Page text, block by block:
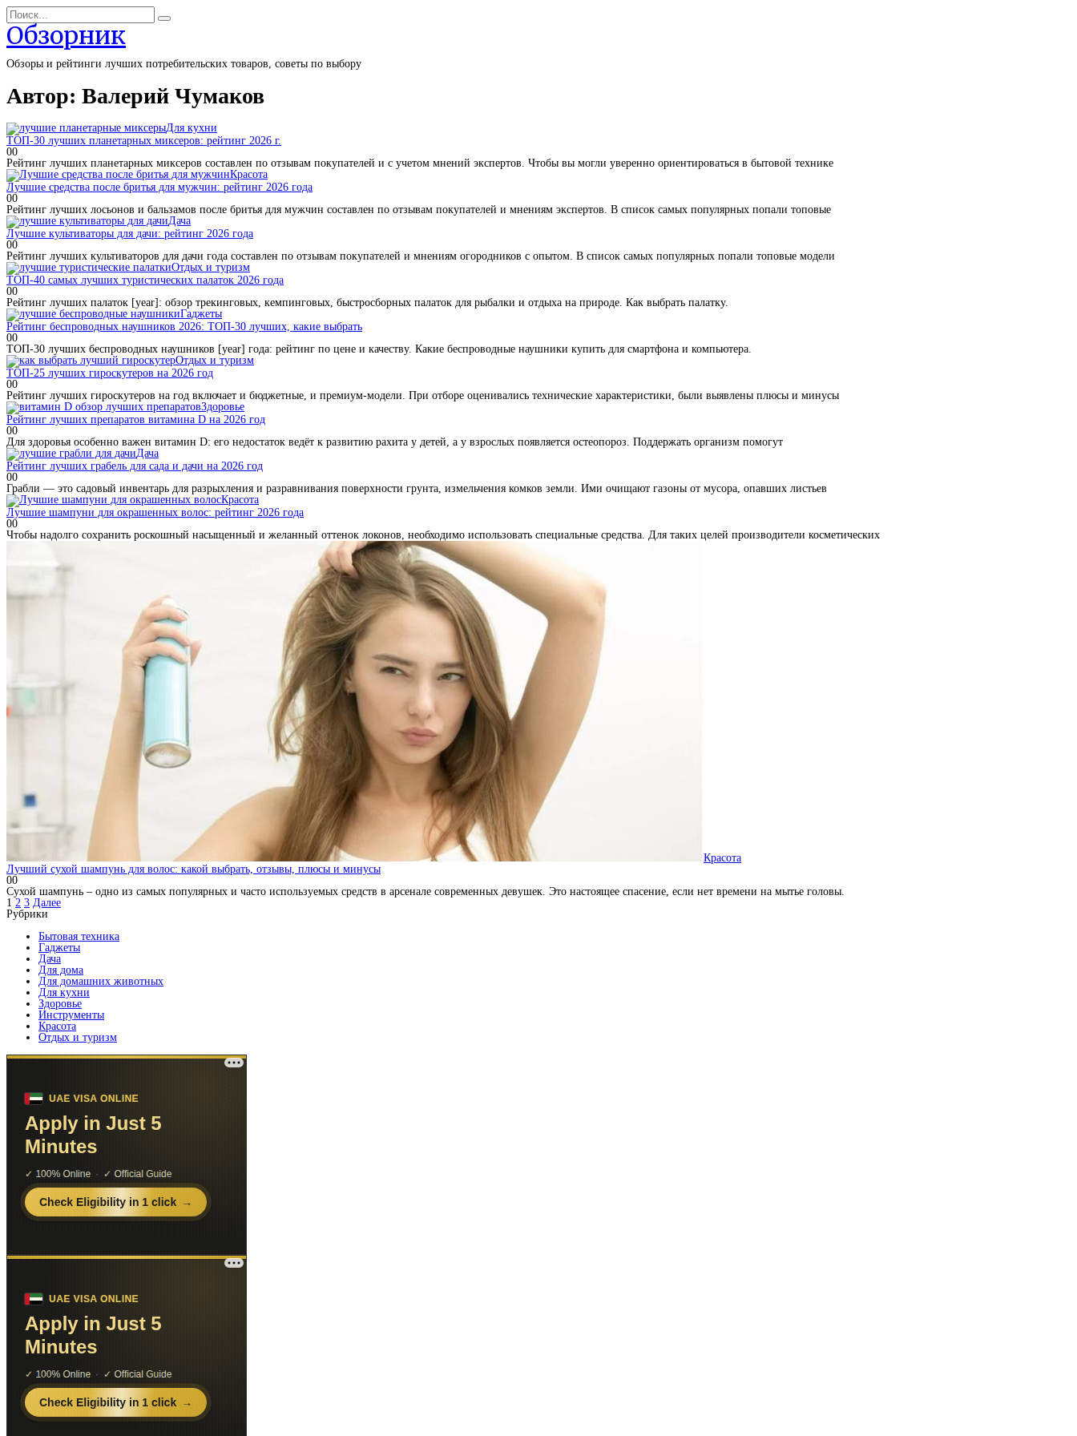
Перейти
к
содержанию
Search
for:
Обзорник
Обзоры и рейтинги лучших потребительских товаров, советы по выбору
Автор: Валерий Чумаков
Для кухни
ТОП-30 лучших планетарных миксеров: рейтинг 2026 г.
00
Рейтинг лучших планетарных миксеров составлен по отзывам покупателей и с учетом мнений экспертов. Чтобы вы могли уверенно ориентироваться в бытовой технике
Красота
Лучшие средства после бритья для мужчин: рейтинг 2026 года
00
Рейтинг лучших лосьонов и бальзамов после бритья для мужчин составлен по отзывам покупателей и мнениям экспертов. В список самых популярных попали топовые
Дача
Лучшие культиваторы для дачи: рейтинг 2026 года
00
Рейтинг лучших культиваторов для дачи года составлен по отзывам покупателей и мнениям огородников с опытом. В список самых популярных попали топовые модели
Отдых и туризм
ТОП-40 самых лучших туристических палаток 2026 года
00
Рейтинг лучших палаток [year]: обзор трекинговых, кемпинговых, быстросборных палаток для рыбалки и отдыха на природе. Как выбрать палатку.
Гаджеты
Рейтинг беспроводных наушников 2026: ТОП-30 лучших, какие выбрать
00
ТОП-30 лучших беспроводных наушников [year] года: рейтинг по цене и качеству. Какие беспроводные наушники купить для смартфона и компьютера.
Отдых и туризм
ТОП-25 лучших гироскутеров на 2026 год
00
Рейтинг лучших гироскутеров на год включает и бюджетные, и премиум-модели. При отборе оценивались технические характеристики, были выявлены плюсы и минусы
Здоровье
Рейтинг лучших препаратов витамина D на 2026 год
00
Для здоровья особенно важен витамин D: его недостаток ведёт к развитию рахита у детей, а у взрослых появляется остеопороз. Поддержать организм помогут
Дача
Рейтинг лучших грабель для сада и дачи на 2026 год
00
Грабли — это садовый инвентарь для разрыхления и разравнивания поверхности грунта, измельчения комков земли. Ими очищают газоны от мусора, опавших листьев
Красота
Лучшие шампуни для окрашенных волос: рейтинг 2026 года
00
Чтобы надолго сохранить роскошный насыщенный и желанный оттенок локонов, необходимо использовать специальные средства. Для таких целей производители косметических
Красота
Лучший сухой шампунь для волос: какой выбрать, отзывы, плюсы и минусы
00
Сухой шампунь – одно из самых популярных и часто используемых средств в арсенале современных девушек. Это настоящее спасение, если нет времени на мытье головы.
Пагинация
записей
1 2 3 Далее
Рубрики
Бытовая техника
Гаджеты
Дача
Для дома
Для домашних животных
Для кухни
Здоровье
Инструменты
Красота
Отдых и туризм